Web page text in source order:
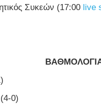
Συκεών (17:00 live
0)